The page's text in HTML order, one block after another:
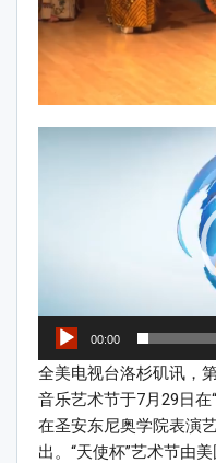
00:00
全美电视台洛杉矶讯，
音乐艺术节于7月29日在
在圣安东尼奥学院表演
出。“天使杯”艺术节由